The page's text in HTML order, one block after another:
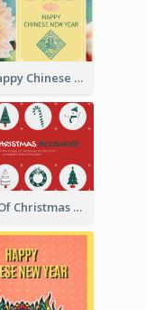
2022 Happy Chinese New Year Flower Photo Greeting Card
Magic Of Christmas Holidays Greeting Card